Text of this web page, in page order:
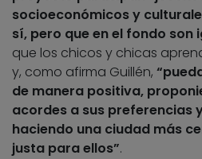
socioeconómicos y
sí, pero que en el fondo son
que los chicos y chicas
y, como afirma Guillén,
de manera positiva,
acordes a sus preferencias
haciendo una ciudad más
justa para ellos”.